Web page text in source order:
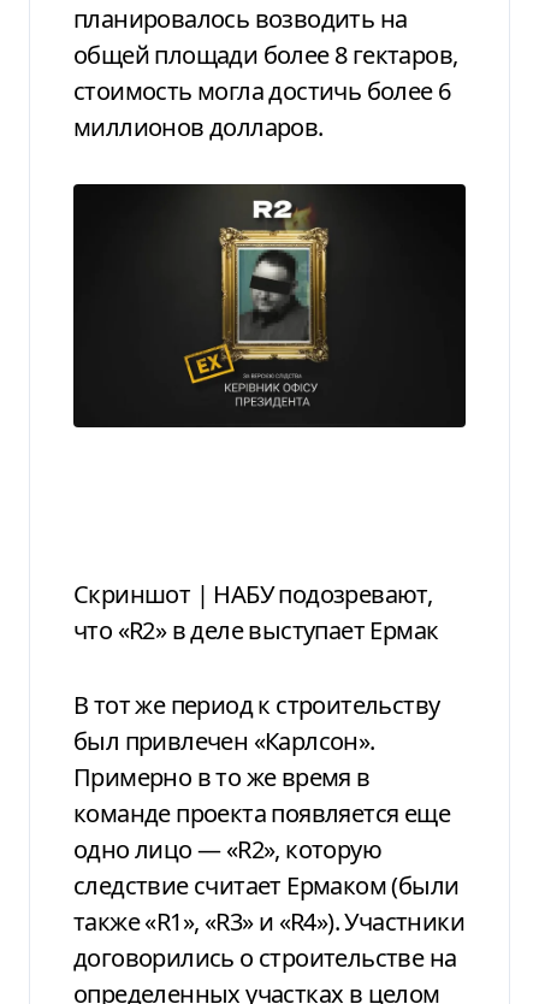
планировалось возводить на
общей площади более 8 гектаров,
стоимость могла достичь более 6
миллионов долларов.
Скриншот | НАБУ подозревают,
что «R2» в деле выступает Ермак
В тот же период к строительству
был привлечен «Карлсон».
Примерно в то же время в
команде проекта появляется еще
одно лицо — «R2», которую
следствие считает Ермаком (были
также «R1», «R3» и «R4»). Участники
договорились о строительстве на
определенных участках в целом